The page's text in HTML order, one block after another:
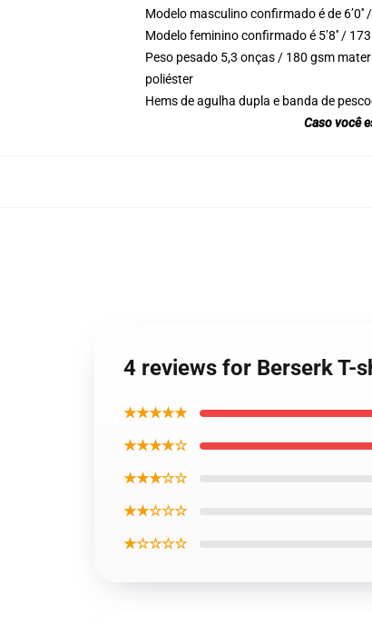
Modelo masculino confirmado é de
Modelo feminino confirmado é 5’8′′ /
Peso pesado 5,3 onças / 180 gsm
poliéster
Hems de agulha dupla e banda de
Caso você
4 reviews for Berserk T-
★★★★★
★★★★☆
★★★☆☆
★★☆☆☆
★☆☆☆☆